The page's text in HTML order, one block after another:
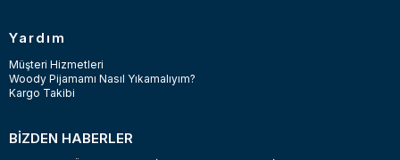
Yardım
Müşteri Hizmetleri
Woody Pijamamı Nasıl Yıkamalıyım?
Kargo Takibi
BİZDEN HABERLER